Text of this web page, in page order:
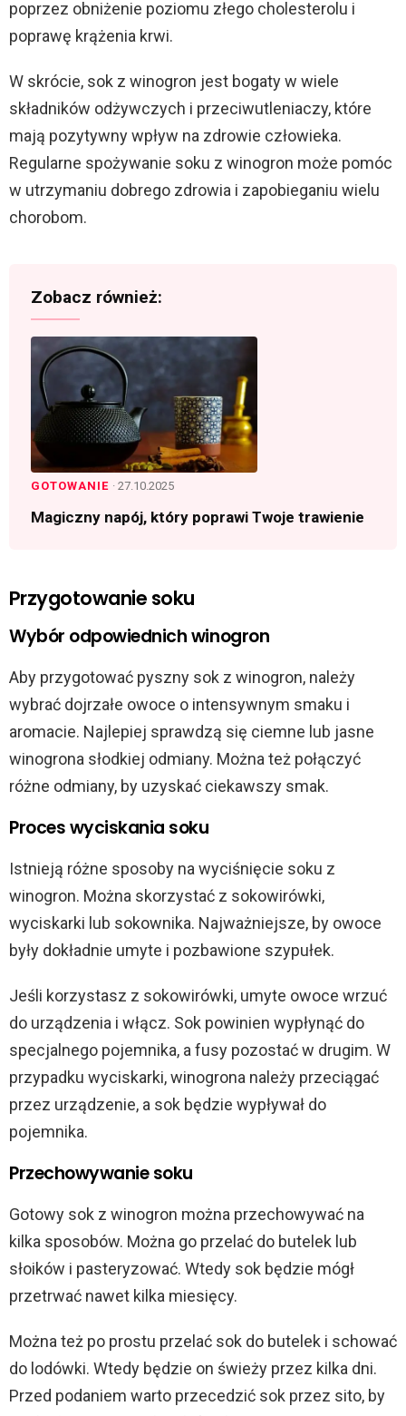
poprzez obniżenie poziomu złego cholesterolu i
poprawę krążenia krwi.
W skrócie, sok z winogron jest bogaty w wiele
składników odżywczych i przeciwutleniaczy, które
mają pozytywny wpływ na zdrowie człowieka.
Regularne spożywanie soku z winogron może pomóc
w utrzymaniu dobrego zdrowia i zapobieganiu wielu
chorobom.
Zobacz również:
GOTOWANIE · 27.10.2025
Magiczny napój, który poprawi Twoje trawienie
Przygotowanie soku
Wybór odpowiednich winogron
Aby przygotować pyszny sok z winogron, należy
wybrać dojrzałe owoce o intensywnym smaku i
aromacie. Najlepiej sprawdzą się ciemne lub jasne
winogrona słodkiej odmiany. Można też połączyć
różne odmiany, by uzyskać ciekawszy smak.
Proces wyciskania soku
Istnieją różne sposoby na wyciśnięcie soku z
winogron. Można skorzystać z sokowirówki,
wyciskarki lub sokownika. Najważniejsze, by owoce
były dokładnie umyte i pozbawione szypułek.
Jeśli korzystasz z sokowirówki, umyte owoce wrzuć
do urządzenia i włącz. Sok powinien wypłynąć do
specjalnego pojemnika, a fusy pozostać w drugim. W
przypadku wyciskarki, winogrona należy przeciągać
przez urządzenie, a sok będzie wypływał do
pojemnika.
Przechowywanie soku
Gotowy sok z winogron można przechowywać na
kilka sposobów. Można go przelać do butelek lub
słoików i pasteryzować. Wtedy sok będzie mógł
przetrwać nawet kilka miesięcy.
Można też po prostu przelać sok do butelek i schować
do lodówki. Wtedy będzie on świeży przez kilka dni.
Przed podaniem warto przecedzić sok przez sito, by